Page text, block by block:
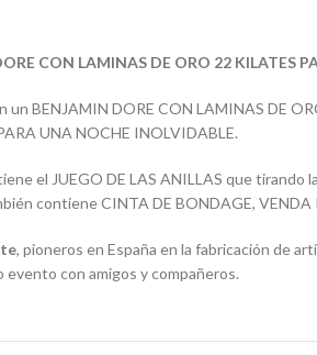
CON LAMINAS DE ORO 22 KILATES
un BENJAMIN DORE CON LAMINAS DE
UNA NOCHE INOLVIDABLE.
el JUEGO DE LAS ANILLAS que
contiene CINTA DE BONDAGE,
, pioneros en España en la fabricación de
evento con amigos y compañeros.